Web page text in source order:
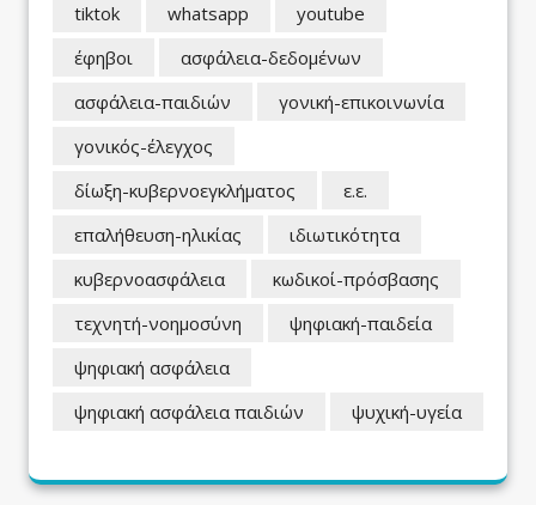
tiktok
whatsapp
youtube
έφηβοι
ασφάλεια-δεδομένων
ασφάλεια-παιδιών
γονική-επικοινωνία
γονικός-έλεγχος
δίωξη-κυβερνοεγκλήματος
ε.ε.
επαλήθευση-ηλικίας
ιδιωτικότητα
κυβερνοασφάλεια
κωδικοί-πρόσβασης
τεχνητή-νοημοσύνη
ψηφιακή-παιδεία
ψηφιακή ασφάλεια
ψηφιακή ασφάλεια παιδιών
ψυχική-υγεία